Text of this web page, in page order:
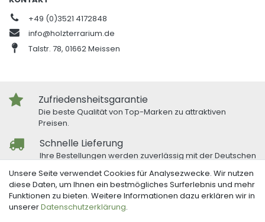
+49 (0)3521 4172848
info@holzterrarium.de
Talstr. 78, 01662 Meissen
Zufriedensheitsgarantie
Die beste Qualität von Top-Marken zu attraktiven
Preisen.
Schnelle Lieferung
Ihre Bestellungen werden zuverlässig mit der Deutschen
Freundlicher Kundenservice
Bei Fragen oder Anregungen nutzen Sie unser
Kontaktformular.
Unsere Seite verwendet Cookies für Analysezwecke. Wir nutzen
diese Daten, um Ihnen ein bestmögliches Surferlebnis und mehr
Funktionen zu bieten. Weitere Informationen dazu erklären wir in
unsererDaten­schutz­erklärung.